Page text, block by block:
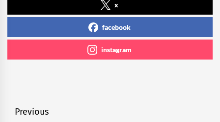
x
facebook
instagram
Navegación
Previous